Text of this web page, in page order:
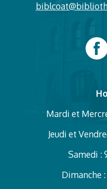
Mardi et
Jeudi et
Samedi :
Dimanche :